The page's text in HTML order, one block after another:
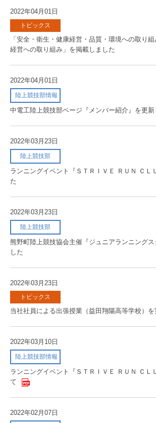
2022年04月01日
トピックス
「安全・衛生・健康経営・品質・環境への取り
経営への取り組み」を掲載しました
2022年04月01日
陸上競技部情報
中電工陸上競技部ページ『メンバー紹介』を更新
2022年03月23日
陸上競技部
ランニングイベント『ＳＴＲＩＶＥ ＲＵＮ ＣＬ
た
2022年03月23日
陸上競技部
熊野町陸上競技協会主催『ジュニアランニング
した
2022年03月23日
トピックス
当社社員による出張授業（益田翔陽高等学校）
2022年03月10日
陸上競技部情報
ランニングイベント『ＳＴＲＩＶＥ ＲＵＮ ＣＬ
て
2022年02月07日